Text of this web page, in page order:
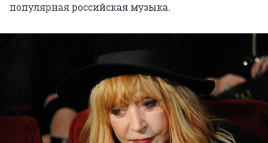
популярная российская музыка.